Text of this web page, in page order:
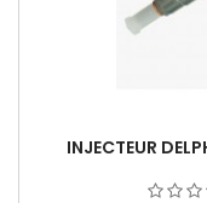
INJECTEUR